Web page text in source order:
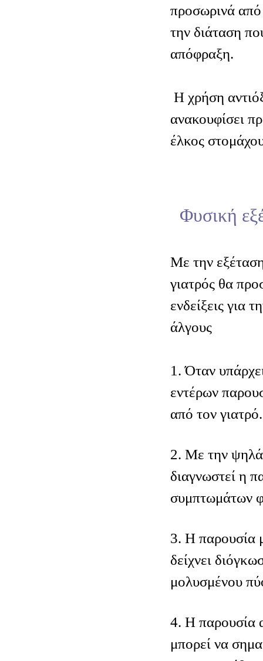
προσωρινά από
την διάταση
απόφραξη.
Η χρήση
ανακουφίσει
έλκος
Φυσική
Με την
γιατρός θα
ενδείξεις για
άλγους
1. Όταν
εντέρων
από τον γιατρό.
2. Με την
διαγνωστεί η
συμπτωμάτων
3. Η παρουσία
δείχνει
μολυσμένου
4. Η παρουσία
μπορεί να